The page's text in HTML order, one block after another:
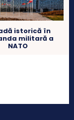
istorică în
militară a
NATO